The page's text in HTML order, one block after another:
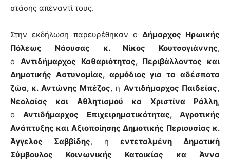
στάσης απέναντί τους.
Στην εκδήλωση παρευρέθηκαν ο Δήμαρχος Ηρωικής
Πόλεως Νάουσας κ. Νίκος Κουτσογιάννης,
ο Αντιδήμαρχος Καθαριότητας, Περιβάλλοντος και
Δημοτικής Αστυνομίας, αρμόδιος για τα αδέσποτα
ζώα, κ. Αντώνης Μπέζος, η Αντιδήμαρχος Παιδείας,
Νεολαίας και Αθλητισμού κα Χριστίνα Ράλλη,
οΑντιδήμαρχος Επιχειρηματικότητας, Αγροτικής
Ανάπτυξης και Αξιοποίησης Δημοτικής Περιουσίας κ.
Άγγελος Σαββίδης, ηεντεταλμένη Δημοτική
Σύμβουλος Κοινωνικής Κατοικίας κα Άννα